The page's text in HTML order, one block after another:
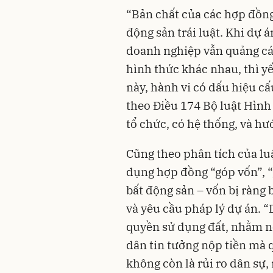
“Bản chất của các hợp
động sản trái luật. Khi dự
doanh nghiệp vẫn quảng
hình thức khác nhau, thì
này, hành vi có dấu hiệu
theo Điều 174 Bộ luật
tổ chức, có hệ thống, và
Cũng theo phân tích của
dụng hợp đồng “góp vốn”,
bất động sản – vốn bị
và yêu cầu pháp lý dự án.
quyền sử dụng đất, nhằm
dân tin tưởng nộp tiền mà
không còn là rủi ro dân